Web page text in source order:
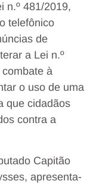
n.º 481/2019,
telefônico
de
a Lei n.º
à
o uso de uma
que cidadãos
contra a
Capitão
apresenta-